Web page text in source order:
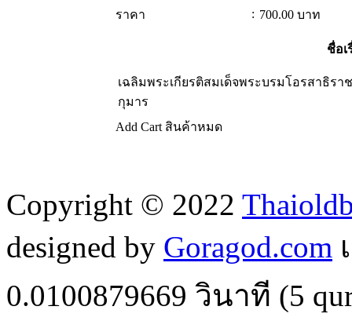
ราคา
: 700.00 บาท
ชื่อเ
เฉลิมพระเกียรติสมเด็จพระบรมโอรสาธิร
กุมาร
Add Cart สินค้าหมด
Copyright © 2022
designed by Goragod.com
0.0100879669 วินาที (5